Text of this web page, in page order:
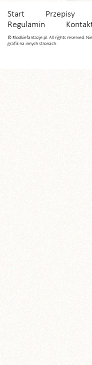
Start Przepisy
Regulamin
© Slodkiefantazje.pl. All rights reserved.
grafik na innych stronach.